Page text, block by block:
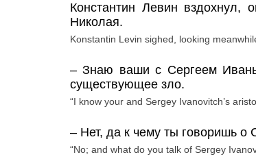
Константин Левин вздохнул,
Николая.
Konstantin Levin sighed, looking
–Знаю ваши с Сергеем
существующее зло.
“I know your and Sergey Ivanovitch’s
– Нет, да к чему ты говоришь о
“No; and what do you talk of Sergey